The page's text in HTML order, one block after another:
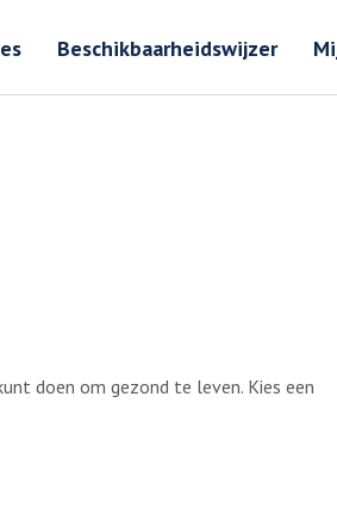
Beschikbaarheidswijzer
doen om gezond te leven. Kies een